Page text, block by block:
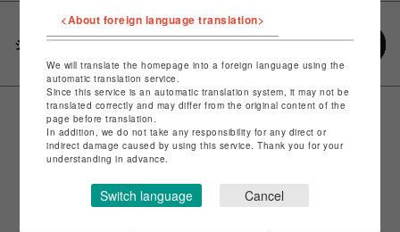
シェアする
<About foreign language translation>
We will translate the homepage into a foreign language using the
automatic translation service.
Since this service is an automatic translation system, it may not be
translated correctly and may differ from the original content of the
page before translation.
In addition, we do not take any responsibility for any direct or
indirect damage caused by using this service. Thank you for your
understanding in advance.
Switch language Cancel